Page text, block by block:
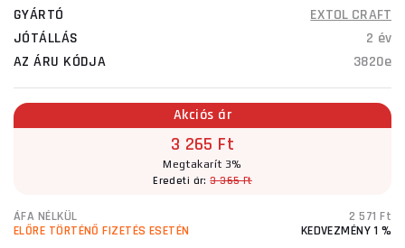
GYÁRTÓ
EXTOL CRAFT
JÓTÁLLÁS
2 év
AZ ÁRU KÓDJA
3820e
Akciós ár
3 265 Ft
Megtakarít 3%
Eredeti ár:3 365 Ft
ÁFA NÉLKÜL
2 571 Ft
ELŐRE TÖRTÉNŐ FIZETÉS ESETÉN
KEDVEZMÉNY 1 %